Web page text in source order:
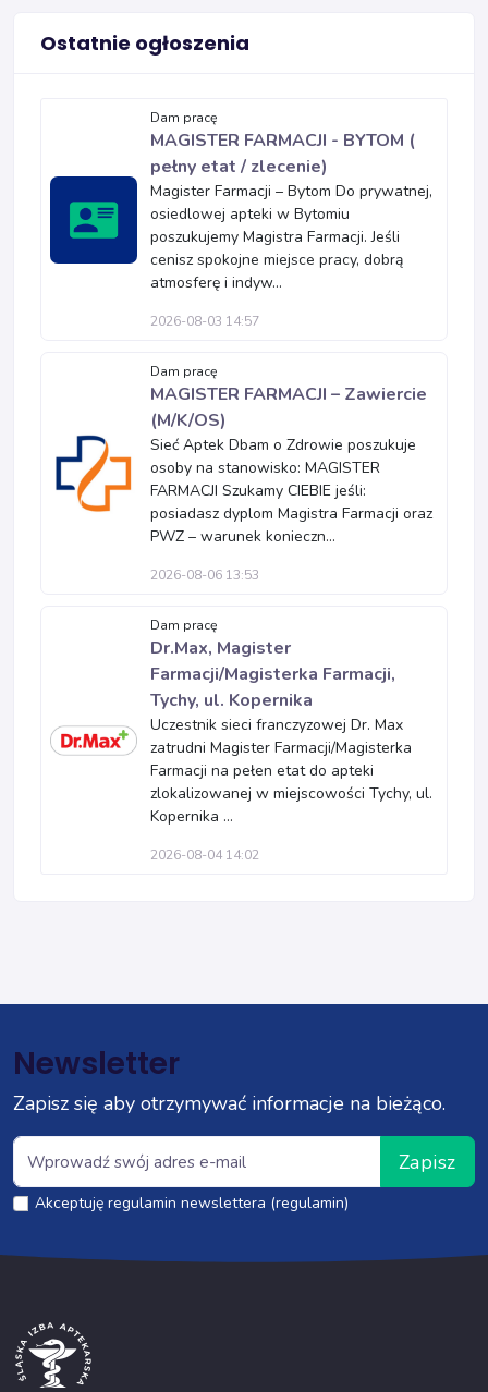
Ostatnie ogłoszenia
Dam pracę
MAGISTER FARMACJI - BYTOM (
pełny etat / zlecenie)
Magister Farmacji – Bytom Do prywatnej,
osiedlowej apteki w Bytomiu
poszukujemy Magistra Farmacji. Jeśli
cenisz spokojne miejsce pracy, dobrą
atmosferę i indyw...
2026-08-03 14:57
Dam pracę
MAGISTER FARMACJI – Zawiercie
(M/K/OS)
Sieć Aptek Dbam o Zdrowie poszukuje
osoby na stanowisko: MAGISTER
FARMACJI Szukamy CIEBIE jeśli:
posiadasz dyplom Magistra Farmacji oraz
PWZ – warunek konieczn...
2026-08-06 13:53
Dam pracę
Dr.Max, Magister
Farmacji/Magisterka Farmacji,
Tychy, ul. Kopernika
Uczestnik sieci franczyzowej Dr. Max
zatrudni Magister Farmacji/Magisterka
Farmacji na pełen etat do apteki
zlokalizowanej w miejscowości Tychy, ul.
Kopernika ...
2026-08-04 14:02
Newsletter
Zapisz się aby otrzymywać informacje na bieżąco.
Zapisz
Akceptuję regulamin newslettera (regulamin)